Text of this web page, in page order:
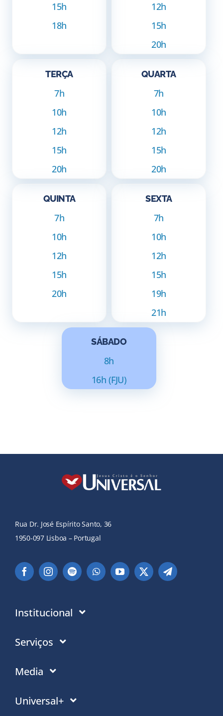
15h
18h
12h
15h
20h
TERÇA
7h
10h
12h
15h
20h
QUARTA
7h
10h
12h
15h
20h
QUINTA
7h
10h
12h
15h
20h
SEXTA
7h
10h
12h
15h
19h
21h
SÁBADO
8h
16h (FJU)
Rua Dr. José Espírito Santo, 36
1950-097 Lisboa – Portugal
Institucional
Instituição
Politica de Cookies
Serviços
Contactos
Media
Notícias
Universal+